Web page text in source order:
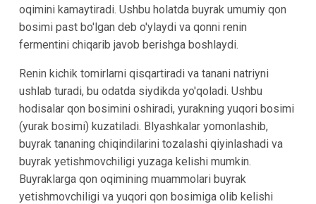
oqimini kamaytiradi. Ushbu holatda buyrak umumiy qon
bosimi past bo'lgan deb o'ylaydi va qonni renin
fermentini chiqarib javob berishga boshlaydi.
Renin kichik tomirlarni qisqartiradi va tanani natriyni
ushlab turadi, bu odatda siydikda yo'qoladi. Ushbu
hodisalar qon bosimini oshiradi, yurakning yuqori bosimi
(yurak bosimi) kuzatiladi. Blyashkalar yomonlashib,
buyrak tananing chiqindilarini tozalashi qiyinlashadi va
buyrak yetishmovchiligi yuzaga kelishi mumkin.
Buyraklarga qon oqimining muammolari buyrak
yetishmovchiligi va yuqori qon bosimiga olib kelishi